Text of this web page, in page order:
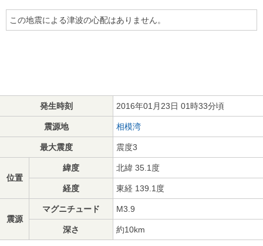
この地震による津波の心配はありません。
発生時刻 2016年01月23日 01時33分頃
震源地 相模湾
最大震度 震度3
位置
緯度 北緯 35.1度
経度 東経 139.1度
震源
マグニチュード M3.9
深さ 約10km